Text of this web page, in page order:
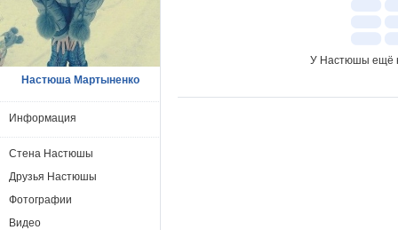
У Настюшы ещё
Настюша Мартыненко
Информация
Стена Настюшы
Друзья Настюшы
Фотографии
Видео